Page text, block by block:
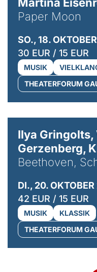
Paper Moon
SO., 18.
30 EUR / 15 EUR
MUSIK
THEATERFORUM
Ilya Gringolts,
Gerzenberg,
Beethoven,
DI., 20.
42 EUR / 15 EUR
MUSIK
KLASSIK
THEATERFORUM